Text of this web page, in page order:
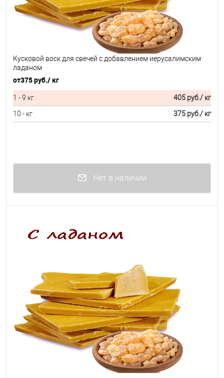
Кусковой воск для свечей с добавлением иерусалимским
ладаном
от375 руб./ кг
1 - 9 кг 405 руб./ кг
10 - кг
375 руб./ кг
Нет в наличии